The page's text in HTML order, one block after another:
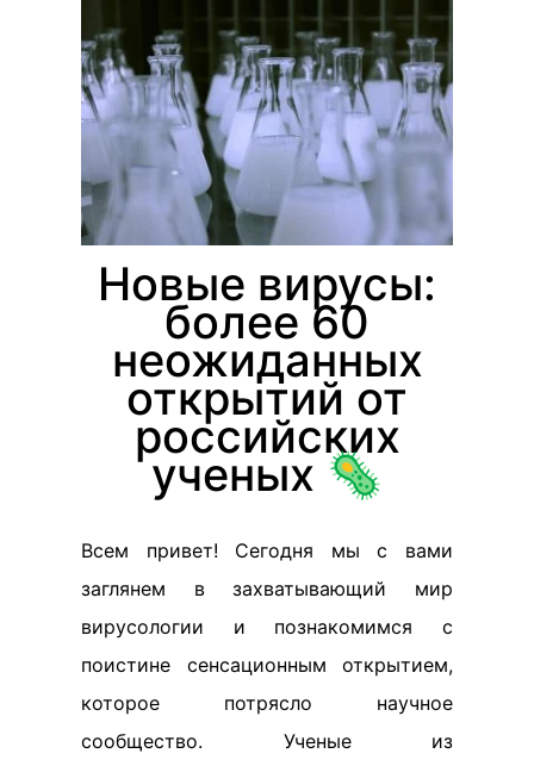
Новые вирусы:
более 60
неожиданных
открытий от
российских
ученых 🦠
Всем привет! Сегодня мы с вами
заглянем в захватывающий мир
вирусологии и познакомимся с
поистине сенсационным открытием,
которое потрясло научное
сообщество. Ученые из